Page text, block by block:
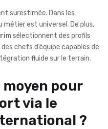
surestimée. Dans les
métier est universel. De plus,
sélectionnent des profils
chefs d’équipe capables de
fluide sur le terrain.
moyen pour
via le
?